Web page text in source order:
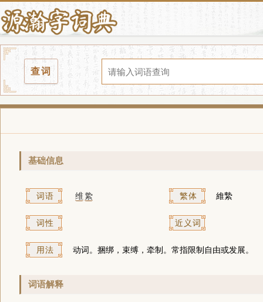
查词
基础信息
词语 维絷 繁体 維縶
词性 近义词
用法 动词。捆绑，束缚，牵制。常指限制自由或发展。
词语解释